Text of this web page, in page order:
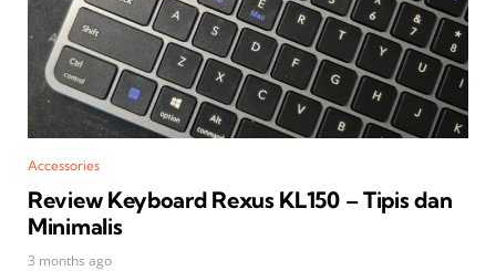
Accessories
Review Keyboard Rexus KL150 – Tipis dan
Minimalis
3 months ago